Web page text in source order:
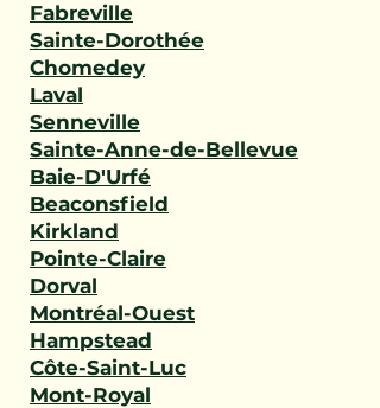
Fabreville
Sainte-Dorothée
Chomedey
Laval
Senneville
Sainte-Anne-de-Bellevue
Baie-D'Urfé
Beaconsfield
Kirkland
Pointe-Claire
Dorval
Montréal-Ouest
Hampstead
Côte-Saint-Luc
Mont-Royal